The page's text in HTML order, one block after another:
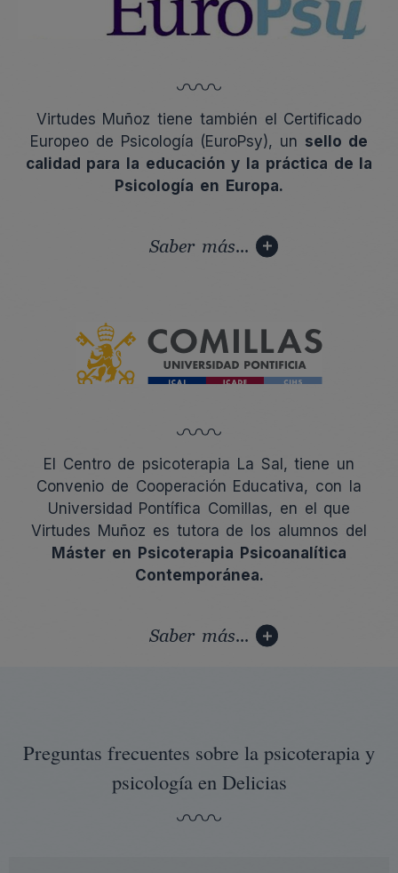
Virtudes Muñoz tiene también el Certificado
Europeo de Psicología (EuroPsy), un sello de
calidad para la educación y la práctica de la
Psicología en Europa.
Saber más...
El Centro de psicoterapia La Sal, tiene un
Convenio de Cooperación Educativa, con la
Universidad Pontífica Comillas, en el que
Virtudes Muñoz es tutora de los alumnos del
Máster en Psicoterapia Psicoanalítica
Contemporánea.
Saber más...
Preguntas frecuentes sobre la psicoterapia y
psicología en Delicias